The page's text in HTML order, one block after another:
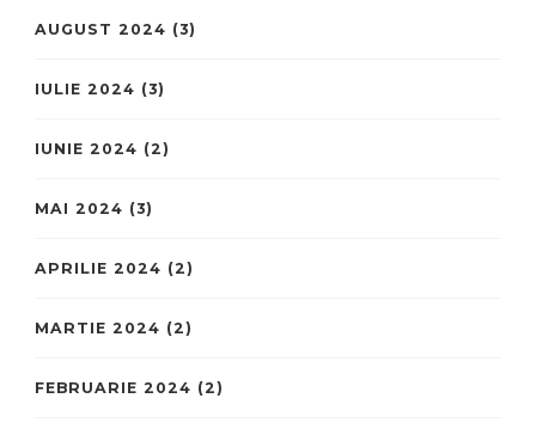
AUGUST 2024 (3)
IULIE 2024 (3)
IUNIE 2024 (2)
MAI 2024 (3)
APRILIE 2024 (2)
MARTIE 2024 (2)
FEBRUARIE 2024 (2)